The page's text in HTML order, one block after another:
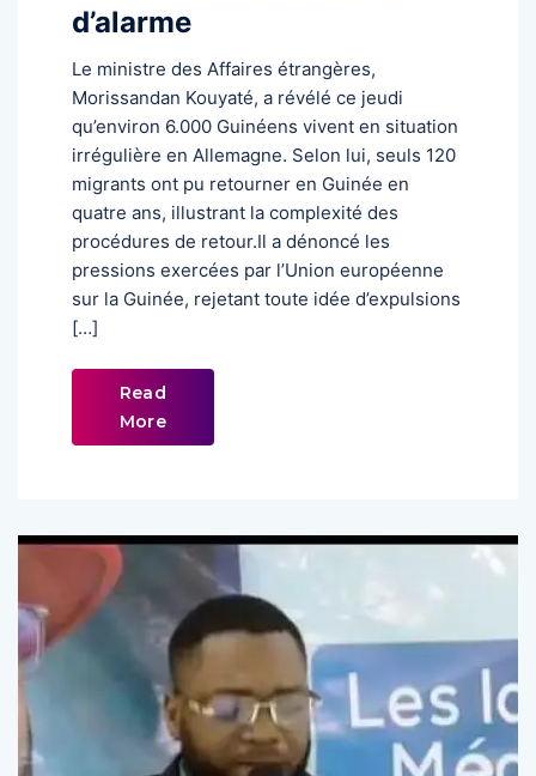
d’alarme
Le ministre des Affaires étrangères,
Morissandan Kouyaté, a révélé ce jeudi
qu’environ 6.000 Guinéens vivent en situation
irrégulière en Allemagne. Selon lui, seuls 120
migrants ont pu retourner en Guinée en
quatre ans, illustrant la complexité des
procédures de retour.Il a dénoncé les
pressions exercées par l’Union européenne
sur la Guinée, rejetant toute idée d’expulsions
[…]
Read
More